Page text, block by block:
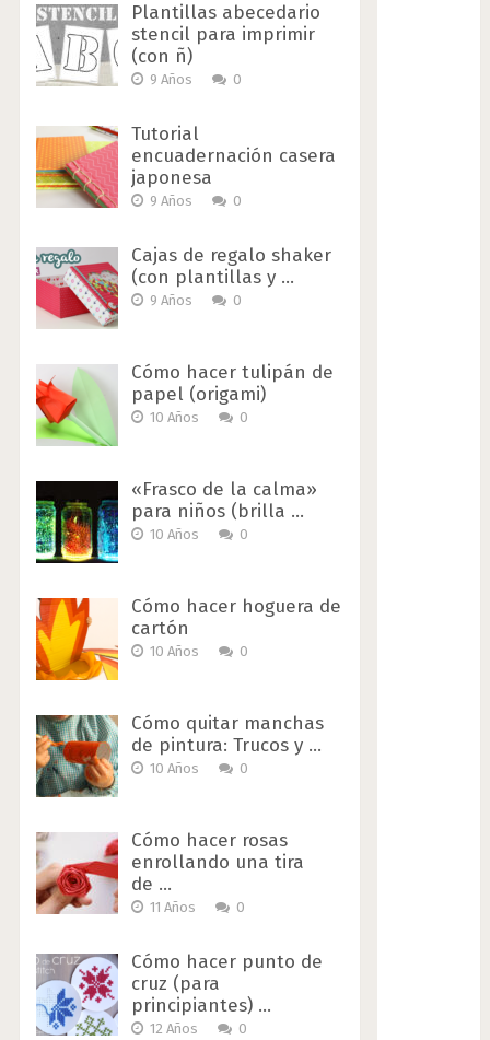
Plantillas abecedario
stencil para imprimir
(con ñ)
9 Años 0
Tutorial
encuadernación casera
japonesa
9 Años 0
Cajas de regalo shaker
(con plantillas y …
9 Años 0
Cómo hacer tulipán de
papel (origami)
10 Años 0
«Frasco de la calma»
para niños (brilla …
10 Años 0
Cómo hacer hoguera de
cartón
10 Años 0
Cómo quitar manchas
de pintura: Trucos y …
10 Años 0
Cómo hacer rosas
enrollando una tira
de …
11 Años 0
Cómo hacer punto de
cruz (para
principiantes) …
12 Años 0